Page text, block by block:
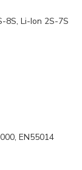
8S, Li-Ion 2S-7S
EN55014